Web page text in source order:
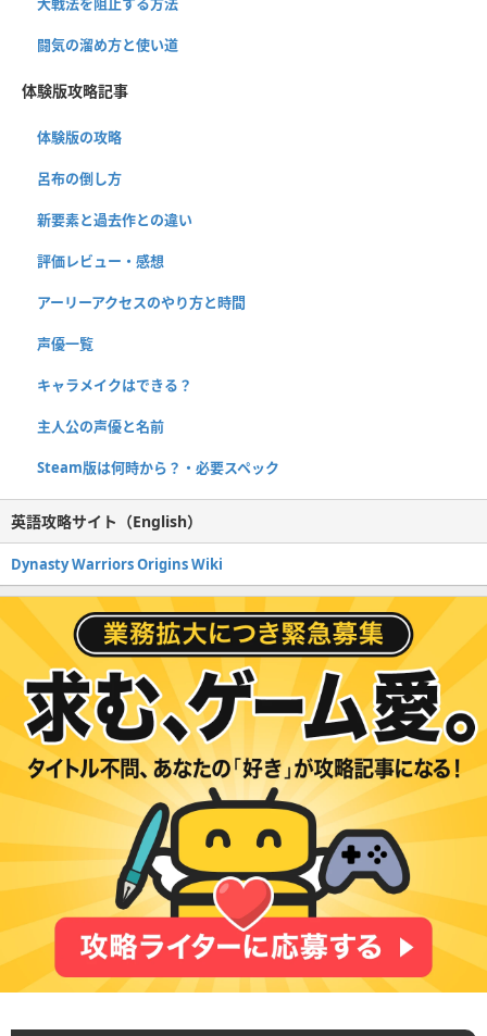
闘気の溜め方と使い道
体験版攻略記事
体験版の攻略
呂布の倒し方
新要素と過去作との違い
評価レビュー・感想
アーリーアクセスのやり方と時間
声優一覧
キャラメイクはできる？
主人公の声優と名前
Steam版は何時から？・必要スペック
英語攻略サイト（English）
Dynasty Warriors Origins Wiki